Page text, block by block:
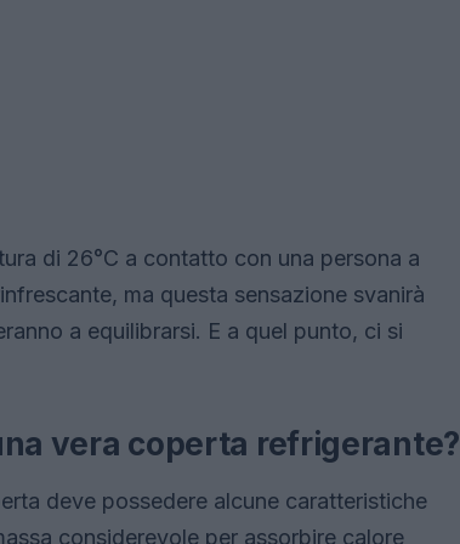
di 26°C a contatto con una persona a
ma questa sensazione svanirà
a equilibrarsi. E a quel punto, ci si
vera coperta refrigerante?
deve possedere alcune caratteristiche
considerevole per assorbire calore